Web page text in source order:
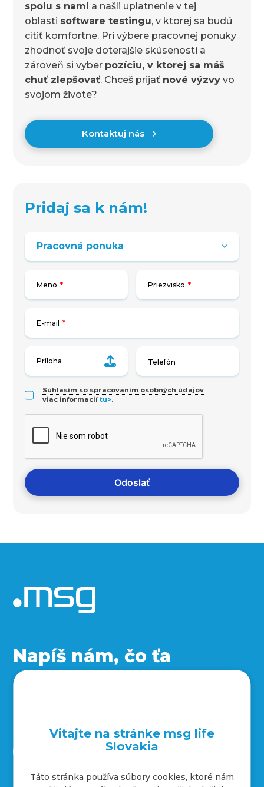
Pridaj sa k nám!
Meno * Priezvisko *
E-mail *
Príloha
Súhlasím so spracovaním osobných údajov
viac informaciítu>.
spolu s nami a našli uplatnenie v tej
oblasti software testingu, v ktorej sa budú
cítiť komfortne. Pri výbere pracovnej ponuky
zhodnoť svoje doterajšie skúsenosti a
zároveň si vyber pozíciu, v ktorej sa máš
chuť zlepšovať. Chceš prijať nové výzvy vo
svojom živote?
Kontaktuj nás
Napíš nám, čo ťa
zaujíma, a objav naše
Vitajte na stránke msg life
Slovakia
Táto stránka používa súbory cookies, ktoré nám